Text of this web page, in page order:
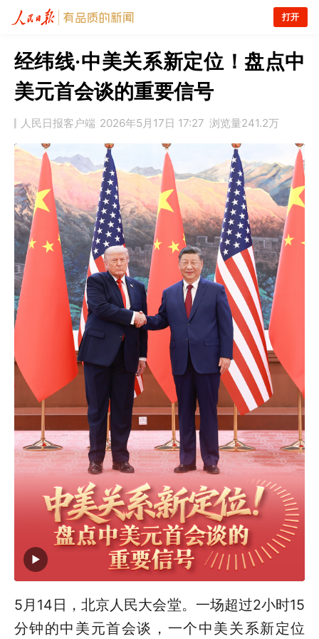
打开
经纬线·中美关系新定位！盘点中
美元首会谈的重要信号
人民日报客户端 2026年5月17日 17:27 浏览量241.2万
5月14日，北京人民大会堂。一场超过2小时15
分钟的中美元首会谈，一个中美关系新定位